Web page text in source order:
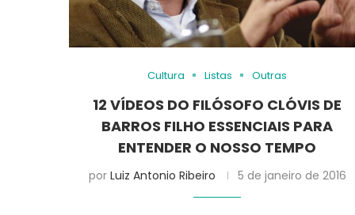
Cultura Listas Outras
12 VÍDEOS DO FILÓSOFO CLÓVIS DE
BARROS FILHO ESSENCIAIS PARA
ENTENDER O NOSSO TEMPO
por Luiz Antonio Ribeiro 5 de janeiro de 2016